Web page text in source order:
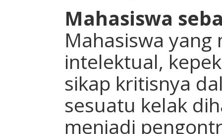
Mahasiswa
Mahasiswa
intelektual,
sikap kritisnya
sesuatu kelak
menjadi